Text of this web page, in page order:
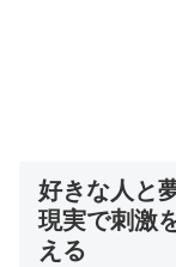
好きな人と
現実で刺激
える